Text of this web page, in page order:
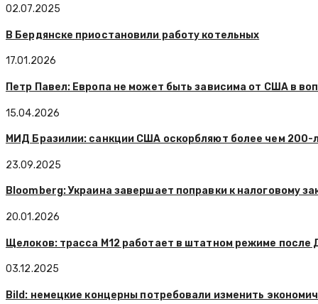
02.07.2025
В Бердянске приостановили работу котельных
17.01.2026
Петр Павел: Европа не может быть зависима от США в
15.04.2026
МИД Бразилии: санкции США оскорбляют более чем
23.09.2025
Bloomberg: Украина завершает поправки к налоговому
20.01.2026
Щелоков: трасса М12 работает в штатном режиме после
03.12.2025
Bild: немецкие концерны потребовали изменить